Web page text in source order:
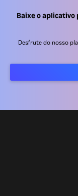
Baixe o aplicativo
Desfrute do nosso
Central de ajuda